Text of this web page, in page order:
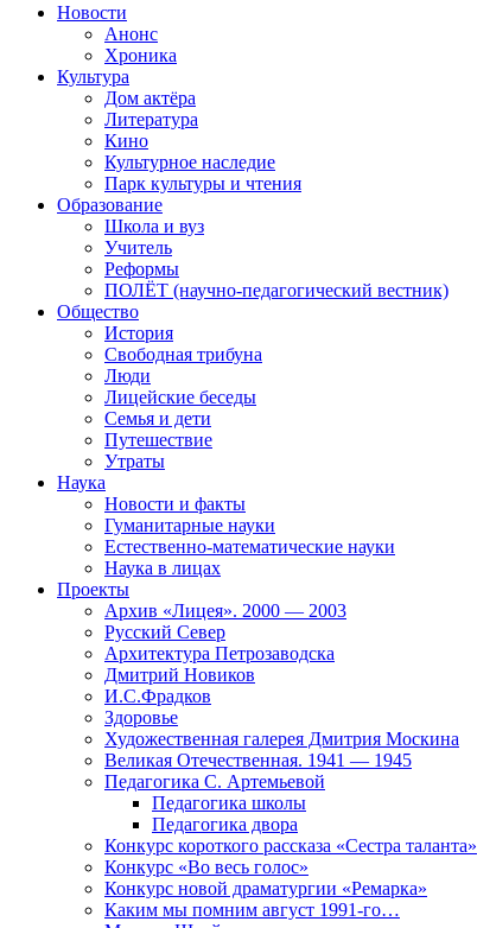
Новости
Анонс
Хроника
Культура
Дом актёра
Литература
Кино
Культурное наследие
Парк культуры и чтения
Образование
Школа и вуз
Учитель
Реформы
ПОЛЁТ (научно-педагогический вестник)
Общество
История
Свободная трибуна
Люди
Лицейские беседы
Семья и дети
Путешествие
Утраты
Наука
Новости и факты
Гуманитарные науки
Естественно-математические науки
Наука в лицах
Проекты
Архив «Лицея». 2000 — 2003
Русский Север
Архитектура Петрозаводска
Дмитрий Новиков
И.С.Фрадков
Здоровье
Художественная галерея Дмитрия Москина
Великая Отечественная. 1941 — 1945
Педагогика С. Артемьевой
Педагогика школы
Педагогика двора
Конкурс короткого рассказа «Сестра таланта»
Конкурс «Во весь голос»
Конкурс новой драматургии «Ремарка»
Каким мы помним август 1991-го…